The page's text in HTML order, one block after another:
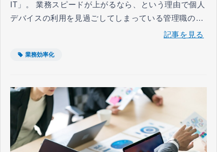
IT」。 業務スピードが上がるなら、という理由で個人
デバイスの利用を見過ごしてしまっている管理職の方
もいるのではないでしょうか。 しかし、何かが起こっ
で、今回シャドーITに関するリスクの確認と、シャド
に行える方法を紹介いたします。
記事を見る
業務効率化